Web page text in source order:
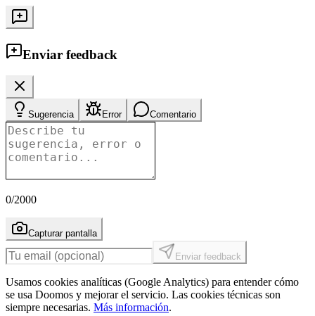
Enviar feedback
Sugerencia Error Comentario
0/2000
Capturar pantalla
Enviar feedback
Usamos cookies analíticas (Google Analytics) para entender cómo
se usa Doomos y mejorar el servicio. Las cookies técnicas son
siempre necesarias. Más información.